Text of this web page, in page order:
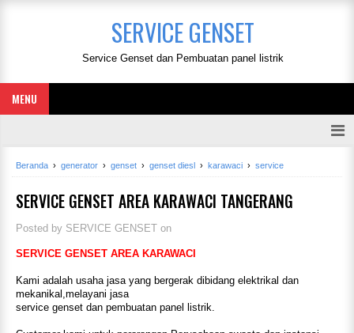
SERVICE GENSET
Service Genset dan Pembuatan panel listrik
MENU
Beranda › generator › genset › genset diesl › karawaci › service
SERVICE GENSET AREA KARAWACI TANGERANG
Posted by SERVICE GENSET on
SERVICE GENSET AREA KARAWACI
Kami adalah usaha jasa yang bergerak dibidang elektrikal dan
mekanikal,melayani jasa
service genset dan pembuatan panel listrik.